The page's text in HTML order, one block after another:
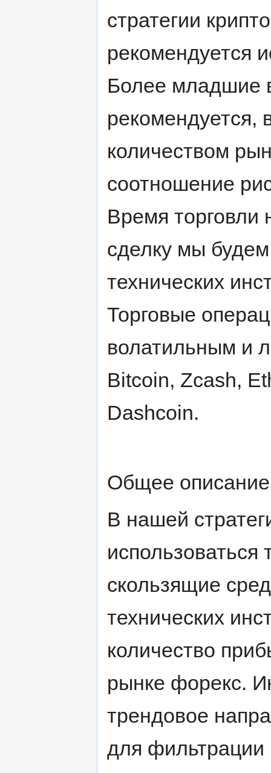
стратегии
рекомендуется
Более младшие
рекомендуется,
количеством
соотношение
Время торговли
сделку мы
технических
Торговые
волатильным и
Bitcoin, Zcash,
Dashcoin.
Общее описание
В нашей
скользящие
технических
количество
рынке форекс.
трендовое
для фильтрации